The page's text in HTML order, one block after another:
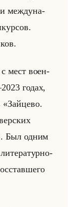
и меж­ду­на­
мест во­ен­
годах,
Был одним